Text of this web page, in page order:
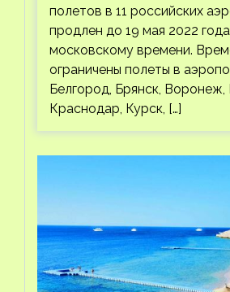
полетов в 11 российских
продлен до 19 мая 2022
московскому времени.
ограничены полеты в
Белгород, Брянск, Воронеж,
Краснодар, Курск, […]